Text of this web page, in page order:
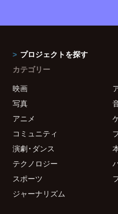
プロジェクトを探す
カテゴリー
映画
写真
アニメ
コミュニティ
演劇・ダンス
テクノロジー
スポーツ
ジャーナリズム